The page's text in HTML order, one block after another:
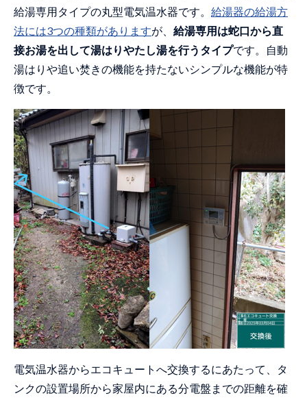
給湯専用タイプの丸型電気温水器です。 給湯器の給湯方
法には3つの種類がありますが、 給湯専用は蛇口から直
接お湯を出して湯はりやたし湯を行うタイプです。自動
湯はりや追い焚きの機能を持たないシンプルな機能が特
徴です。
電気温水器からエコキュートへ交換するにあたって、タ
ンクの設置場所から家屋内にある分電盤までの距離を確